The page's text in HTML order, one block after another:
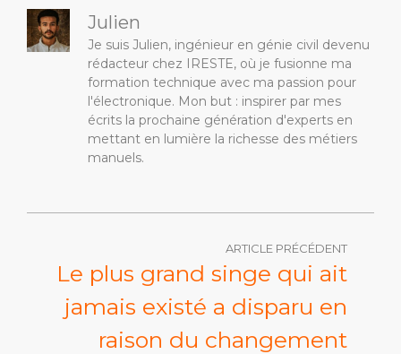
Julien
Je suis Julien, ingénieur en génie civil devenu
rédacteur chez IRESTE, où je fusionne ma
formation technique avec ma passion pour
l'électronique. Mon but : inspirer par mes
écrits la prochaine génération d'experts en
mettant en lumière la richesse des métiers
manuels.
ARTICLE PRÉCÉDENT
Le plus grand singe qui ait
jamais existé a disparu en
raison du changement